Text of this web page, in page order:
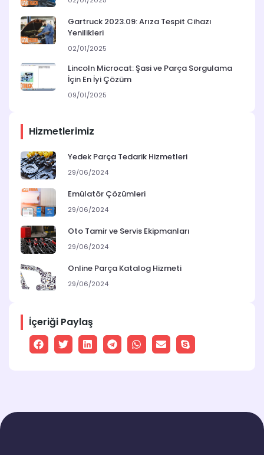
Gartruck 2023.09: Arıza Tespit Cihazı
Yenilikleri
02/01/2025
Lincoln Microcat: Şasi ve Parça Sorgulama
İçin En İyi Çözüm
09/01/2025
Hizmetlerimiz
Yedek Parça Tedarik Hizmetleri
29/06/2024
Emülatör Çözümleri
29/06/2024
Oto Tamir ve Servis Ekipmanları
29/06/2024
Online Parça Katalog Hizmeti
29/06/2024
İçeriği Paylaş